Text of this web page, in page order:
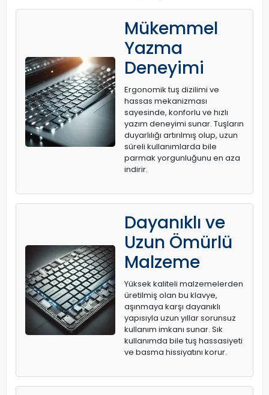
Mükemmel
Yazma
Deneyimi
Ergonomik tuş dizilimi ve
hassas mekanizması
sayesinde, konforlu ve hızlı
yazım deneyimi sunar. Tuşların
duyarlılığı artırılmış olup, uzun
süreli kullanımlarda bile
parmak yorgunluğunu en aza
indirir.
Dayanıklı ve
Uzun Ömürlü
Malzeme
Yüksek kaliteli malzemelerden
üretilmiş olan bu klavye,
aşınmaya karşı dayanıklı
yapısıyla uzun yıllar sorunsuz
kullanım imkanı sunar. Sık
kullanımda bile tuş hassasiyeti
ve basma hissiyatını korur.